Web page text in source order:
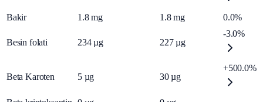
Bakir 1.8 mg 1.8 mg 0.0%
Besin folati 234 µg 227 µg
-3.0%
Beta Karoten 5 µg 30 µg
+500.0%